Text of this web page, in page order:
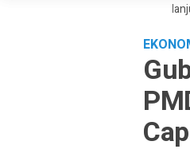
Harga Pangan Berkelanjutan,